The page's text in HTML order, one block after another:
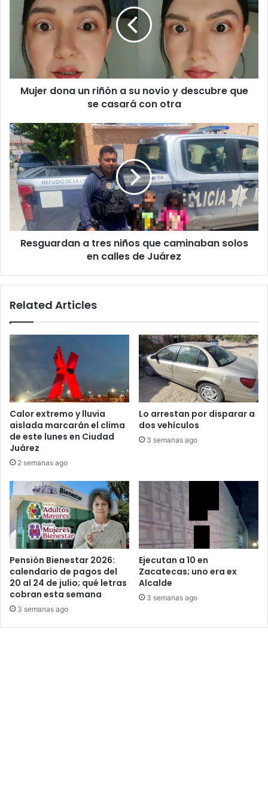
riñón
novio
descubre
que
con
otra
Mujer dona un riñón a su novio y descubre que
se casará con otra
Resguardan
a
tres
niños
que
caminaban
solos
calles
Resguardan a tres niños que caminaban solos
en calles de Juárez
Related Articles
Calor extremo y lluvia
aislada marcarán el clima
de este lunes en Ciudad
Juárez
2 semanas ago
Lo arrestan por disparar a
dos vehículos
3 semanas ago
Pensión Bienestar 2026:
calendario de pagos del
20 al 24 de julio; qué letras
cobran esta semana
3 semanas ago
Ejecutan a 10 en
Zacatecas; uno era ex
Alcalde
3 semanas ago